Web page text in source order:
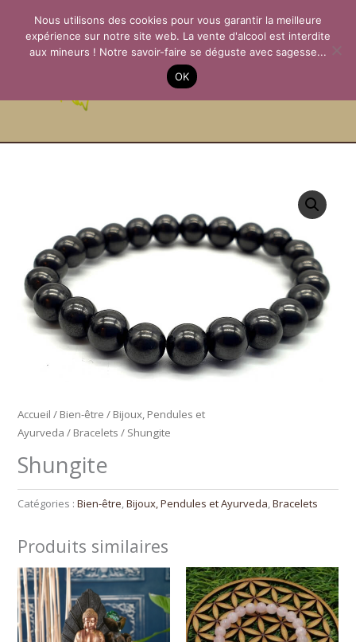
contenu
La Passion des
Terroirs
Accueil / Bien-être / Bijoux, Pendules et
Ayurveda / Bracelets / Shungite
Shungite
Catégories :Bien-être,Bijoux, Pendules et Ayurveda,Bracelets
Produits similaires
Nous utilisons des cookies pour vous garantir la meilleure
expérience sur notre site web. La vente d'alcool est interdite
aux mineurs ! Notre savoir-faire se déguste avec sagesse...
OK